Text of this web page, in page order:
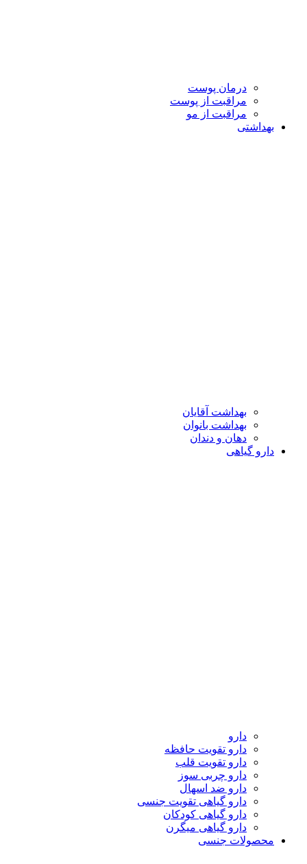
درمان پوست
مراقبت از پوست
مراقبت از مو
بهداشتی
بهداشت آقایان
بهداشت بانوان
دهان و دندان
دارو گیاهی
دارو
دارو تقویت حافظه
دارو تقویت قلب
دارو چربی سوز
دارو ضد اسهال
دارو گیاهی تقویت جنسی
دارو گیاهی کودکان
دارو گیاهی میگرن
محصولات جنسی